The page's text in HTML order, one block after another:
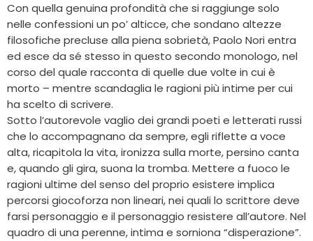
Con quella genuina profondità che si raggiunge solo
nelle confessioni un po’ alticce, che sondano altezze
filosofiche precluse alla piena sobrietà, Paolo Nori entra
ed esce da sé stesso in questo secondo monologo, nel
corso del quale racconta di quelle due volte in cui è
morto – mentre scandaglia le ragioni più intime per cui
ha scelto di scrivere.
Sotto l’autorevole vaglio dei grandi poeti e letterati russi
che lo accompagnano da sempre, egli riflette a voce
alta, ricapitola la vita, ironizza sulla morte, persino canta
e, quando gli gira, suona la tromba. Mettere a fuoco le
ragioni ultime del senso del proprio esistere implica
percorsi giocoforza non lineari, nei quali lo scrittore deve
farsi personaggio e il personaggio resistere all’autore. Nel
quadro di una perenne, intima e sorniona “disperazione”.